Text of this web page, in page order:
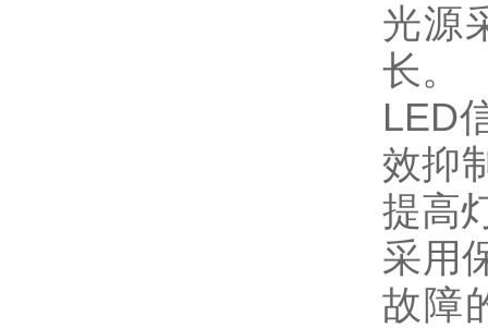
光源
长。
LED
效抑
提高
采用
故障